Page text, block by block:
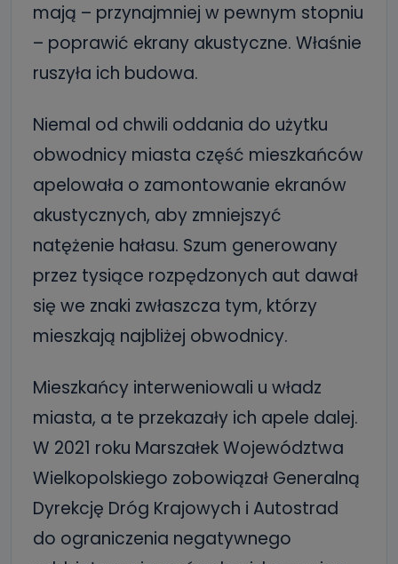
mają – przynajmniej w pewnym stopniu
– poprawić ekrany akustyczne. Właśnie
ruszyła ich budowa.
Niemal od chwili oddania do użytku
obwodnicy miasta część mieszkańców
apelowała o zamontowanie ekranów
akustycznych, aby zmniejszyć
natężenie hałasu. Szum generowany
przez tysiące rozpędzonych aut dawał
się we znaki zwłaszcza tym, którzy
mieszkają najbliżej obwodnicy.
Mieszkańcy interweniowali u władz
miasta, a te przekazały ich apele dalej.
W 2021 roku Marszałek Województwa
Wielkopolskiego zobowiązał Generalną
Dyrekcję Dróg Krajowych i Autostrad
do ograniczenia negatywnego